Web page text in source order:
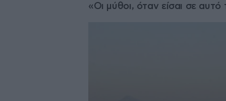
«Οι μύθοι, όταν είσαι σε